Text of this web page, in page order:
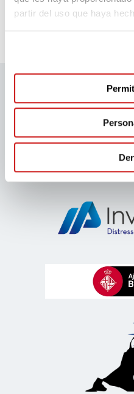
partir del uso que haya
vamos a por ello!!!